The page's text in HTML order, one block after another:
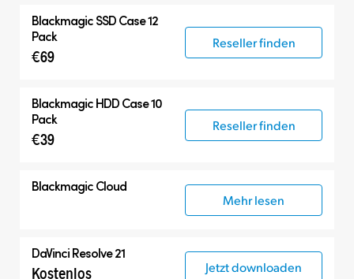
Blackmagic SSD Case 12
Pack
€69
Reseller finden
Blackmagic HDD Case 10
Pack
€39
Reseller finden
Blackmagic Cloud
Mehr lesen
DaVinci Resolve 21
Kostenlos Jetzt downloaden